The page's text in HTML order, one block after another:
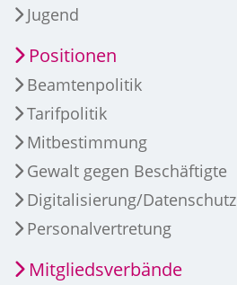
Jugend
Positionen
Beamtenpolitik
Tarifpolitik
Mitbestimmung
Gewalt gegen Beschäftigte
Digitalisierung/Datenschutz
Personalvertretung
Mitgliedsverbände